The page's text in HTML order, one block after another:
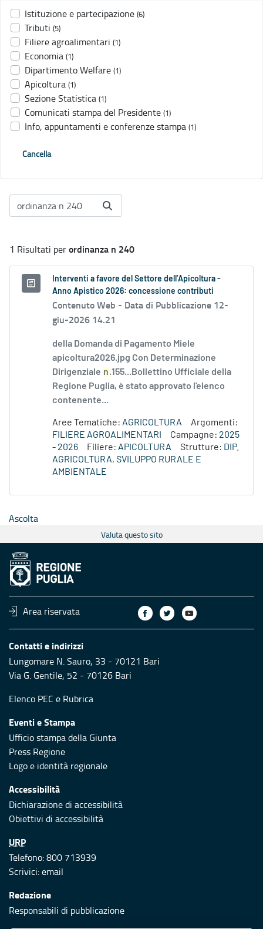
Istituzione e partecipazione (6)
Tributi (5)
Filiere agroalimentari (1)
Economia (1)
Dipartimento Welfare (1)
Apicoltura (1)
Sezione Statistica (1)
Comunicati stampa del Presidente (1)
Info, appuntamenti e conferenze stampa (1)
Cancella
1 Risultati perordinanza n 240
Interventi a favore del Settore dell’Apicoltura -
Anno Apistico 2026: concessione contributi
Contenuto Web - Data di Pubblicazione 12-
giu-2026 14.21
della Domanda di Pagamento Miele
apicoltura2026.jpg Con Determinazione
Dirigenziale n.155...Bollettino Ufficiale della
Regione Puglia, è stato approvato l'elenco
contenente...
Aree Tematiche: AGRICOLTURA
Argomenti:
FILIERE AGROALIMENTARI
Campagne: 2025
- 2026
Filiere: APICOLTURA Strutture: DIP.
AGRICOLTURA, SVILUPPO RURALE E
AMBIENTALE
Ascolta
Valuta questo sito
Area riservata
Contatti e indirizzi
Lungomare N. Sauro, 33 - 70121 Bari
Via G. Gentile, 52 - 70126 Bari
Elenco PEC e Rubrica
Eventi e Stampa
Ufficio stampa della Giunta
Press Regione
Logo e identità regionale
Accessibilità
Dichiarazione di accessibilità
Obiettivi di accessibilità
URP
Telefono: 800 713939
Scrivici:email
Redazione
Responsabili di pubblicazione